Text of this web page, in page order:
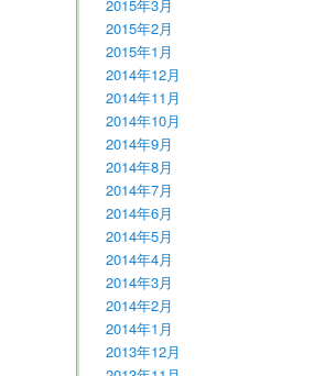
2015年3月
2015年2月
2015年1月
2014年12月
2014年11月
2014年10月
2014年9月
2014年8月
2014年7月
2014年6月
2014年5月
2014年4月
2014年3月
2014年2月
2014年1月
2013年12月